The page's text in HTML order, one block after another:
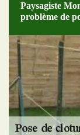
Paysagiste
problème de